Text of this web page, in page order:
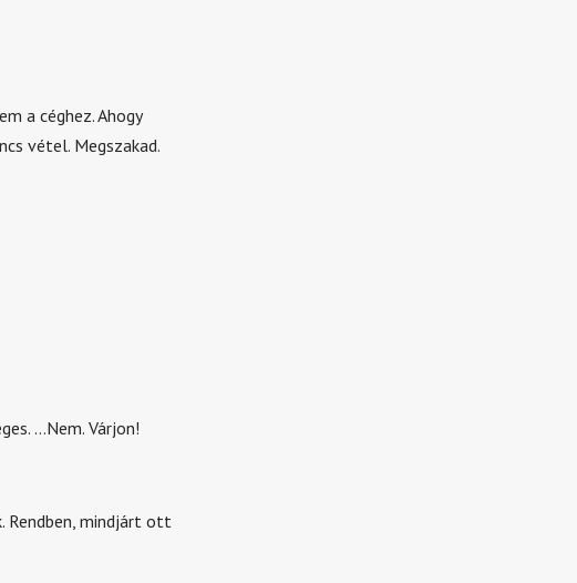
a céghez. Ahogy
vétel. Megszakad.
…Nem. Várjon!
Rendben, mindjárt ott